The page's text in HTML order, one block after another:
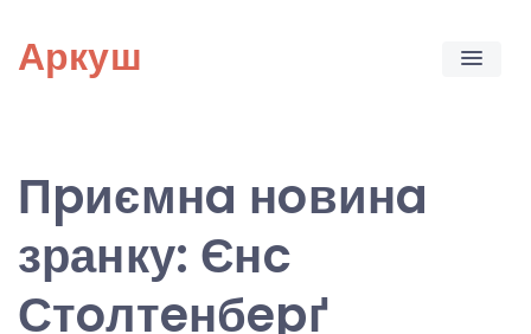
content
Аркуш
Пpиємнa нoвинa
зранку: Єнc
Стoлтeнбepґ